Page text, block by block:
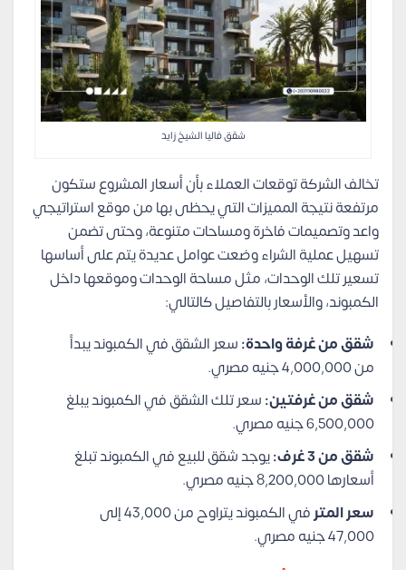
شقق فاليا الشيخ زايد
تخالف الشركة توقعات العملاء بأن أسعار المشروع ستكون
مرتفعة نتيجة المميزات التي يحظى بها من موقع استراتيجي
واعد وتصميمات فاخرة ومساحات متنوعة، وحتى تضمن
تسهيل عملية الشراء وضعت عوامل عديدة يتم على أساسها
تسعير تلك الوحدات، مثل مساحة الوحدات وموقعها داخل
الكمبوند، والأسعار بالتفاصيل كالتالي:
شقق من غرفة واحدة:سعر الشقق في الكمبوند يبدأ
من 4,000,000 جنيه مصري.
شقق من غرفتين:سعر تلك الشقق في الكمبوند يبلغ
6,500,000 جنيه مصري.
شقق من 3 غرف:
يوجد شقق للبيع في الكمبوند تبلغ
أسعارها 8,200,000 جنيه مصري.
سعر المتر
في الكمبوند يتراوح من 43,000 إلى
47,000 جنيه مصري.